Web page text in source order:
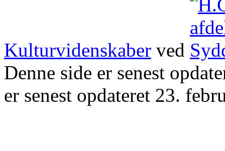
Kulturvidenskaber ved
Denne side er senest
er senest opdateret 23.